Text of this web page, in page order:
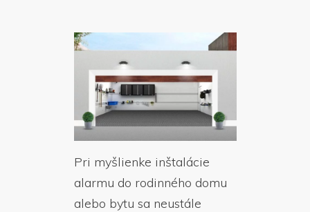
Pri myšlienke inštalácie
alarmu do rodinného domu
alebo bytu sa neustále